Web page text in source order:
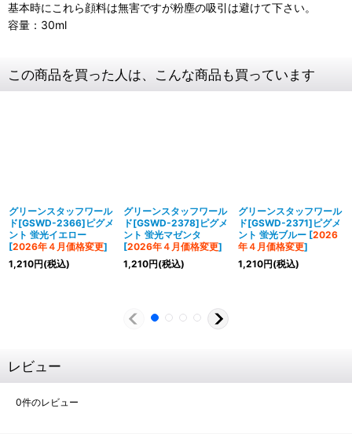
基本時にこれら顔料は無害ですが粉塵の吸引は避けて下さい。
容量：30ml
この商品を買った人は、こんな商品も買っています
グリーンスタッフワール
ド[GSWD-2366]ピグメ
ント 蛍光イエロー
[2026年４月価格変更]
1,210円(税込)
グリーンスタッフワール
ド[GSWD-2378]ピグメ
ント 蛍光マゼンタ
[2026年４月価格変更]
1,210円(税込)
グリーンスタッフワール
ド[GSWD-2371]ピグメ
ント 蛍光ブルー [2026
年４月価格変更]
1,210円(税込)
レビュー
0件のレビュー